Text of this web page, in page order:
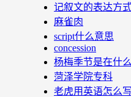
记叙文的表达方
麻雀肉
script什么意思
concession
杨梅季节是在什
菏泽学院专科
老虎用英语怎么写